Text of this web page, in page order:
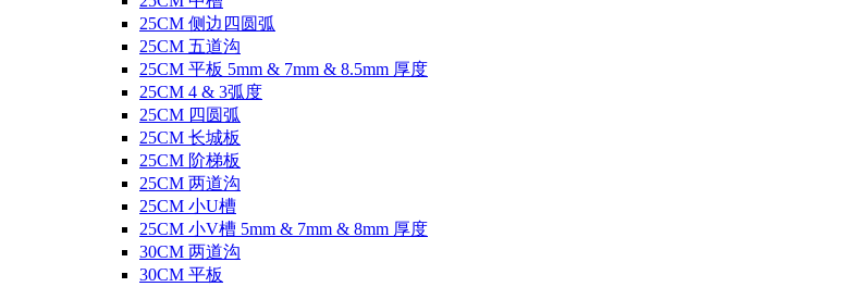
25CM 侧边四圆弧
25CM 五道沟
25CM 平板 5mm & 7mm & 8.5mm 厚度
25CM 4 & 3弧度
25CM 四圆弧
25CM 长城板
25CM 阶梯板
25CM 两道沟
25CM 小U槽
25CM 小V槽 5mm & 7mm & 8mm 厚度
30CM 两道沟
30CM 平板